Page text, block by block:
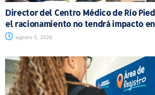
Director del Centro Médico de Río
el racionamiento no tendrá impacto
agosto 5, 2026